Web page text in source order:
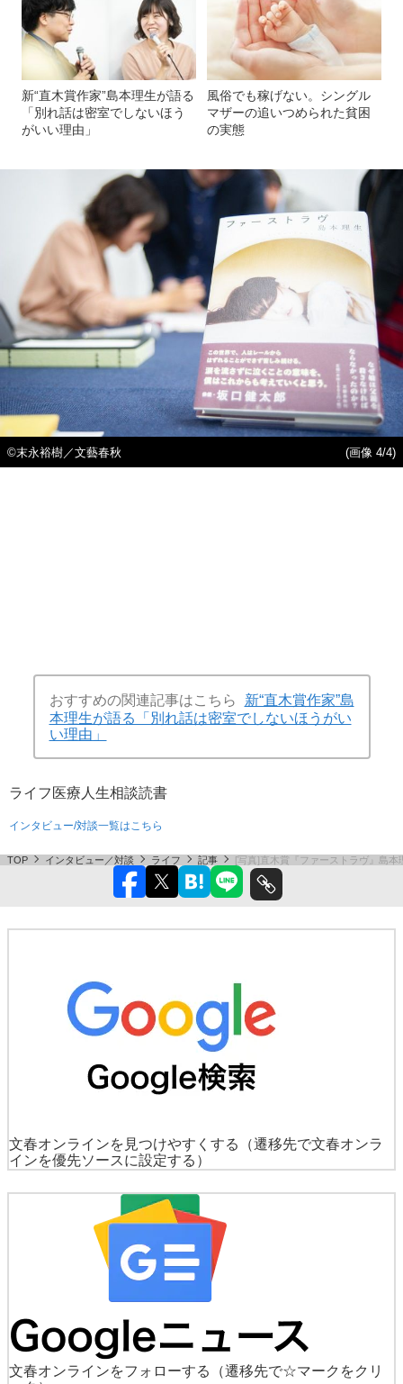
新“直木賞作家”島本理生が語る
「別れ話は密室でしないほう
がいい理由」
風俗でも稼げない。シングル
マザーの追いつめられた貧困
の実態
©末永裕樹／文藝春秋 (画像 4/4)
おすすめの関連記事はこちら
新“直木賞作家”島
本理生が語る「別れ話は密室でしないほうがい
い理由」
ライフ 医療 人生相談読書
インタビュー/対談一覧はこちら
TOP インタビュー／対談 ライフ 記事 [写真]直木賞『ファーストラヴ』島
文春オンラインを見つけやすくする
（遷移先で文春オンラ
インを優先ソースに設定する）
文春オンラインをフォローする
（遷移先で☆マークをクリ